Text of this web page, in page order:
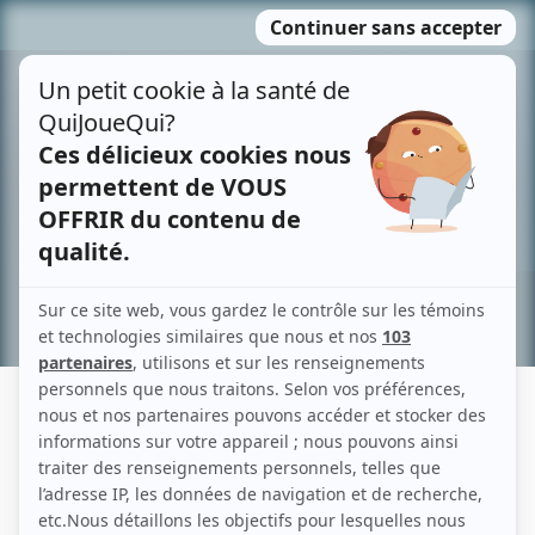
MENU
contenu
Recherche avancée »
JACQUES BOUANICH
Liens
Fiche de Jacques Bouanich sur Showbizz.net